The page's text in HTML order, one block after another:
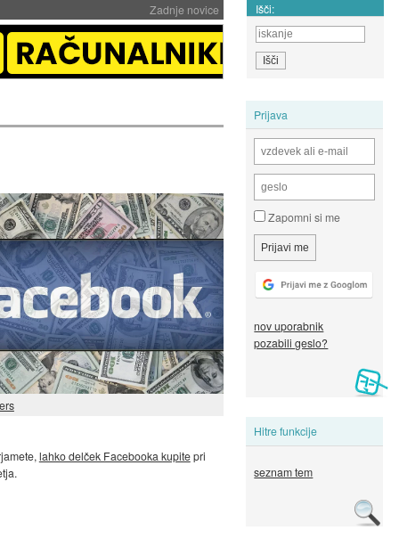
Zadnje novice Išči:
Prijava
Zapomni si me
nov uporabnik
pozabili geslo?
Hitre funkcije
seznam tem
lahko delček Facebooka kupitepri